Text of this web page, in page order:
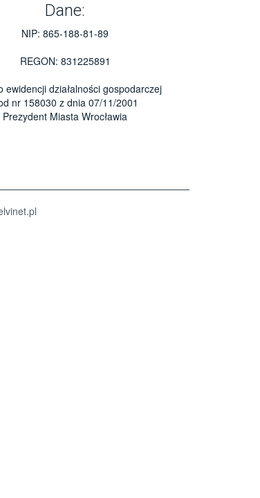
Dane:
NIP: 865-188-81-89
REGON: 831225891
ewidencji działalności gospodarczej
nr 158030 z dnia 07/11/2001
Prezydent Miasta Wrocławia